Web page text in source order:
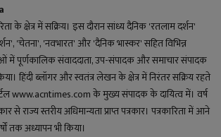
के क्षेत्र में सक्रिय। इस दौरान सांध्य दैनिक 'रतलाम दर्शन'
'चेतना', 'नवभारत' और 'दैनिक भास्कर' सहित विभिन्न
में पूर्णकालिक संवाददाता, उप-संपादक और समाचार संपादक
हिंदी ब्लॉगर और स्वतंत्र लेखन के क्षेत्र में निरंतर सक्रिय रहते
www.acntimes.com के मुख्य संपादक के दायित्व में। वर्ष
राज्य स्तरीय अधिमान्यता प्राप्त पत्रकार। पत्रकारिता में आने
तक अध्यापन भी किया।